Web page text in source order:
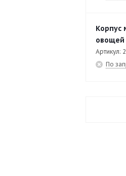
Корпус
овощей
Артикул:
По